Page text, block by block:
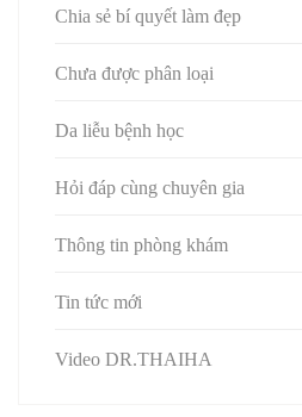
Chia sẻ bí quyết làm đẹp
Chưa được phân loại
Da liễu bệnh học
Hỏi đáp cùng chuyên gia
Thông tin phòng khám
Tin tức mới
Video DR.THAIHA